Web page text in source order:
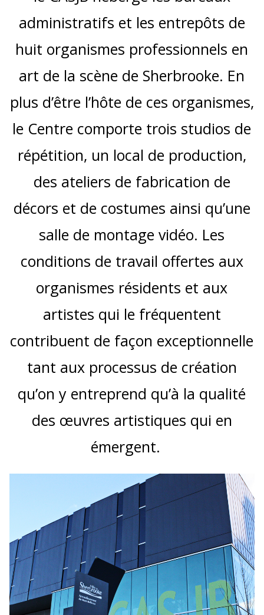
administratifs et les entrepôts de
huit organismes professionnels en
art de la scène de Sherbrooke. En
plus d’être l’hôte de ces organismes,
le Centre comporte trois studios de
répétition, un local de production,
des ateliers de fabrication de
décors et de costumes ainsi qu’une
salle de montage vidéo. Les
conditions de travail offertes aux
organismes résidents et aux
artistes qui le fréquentent
contribuent de façon exceptionnelle
tant aux processus de création
qu’on y entreprend qu’à la qualité
des œuvres artistiques qui en
émergent.